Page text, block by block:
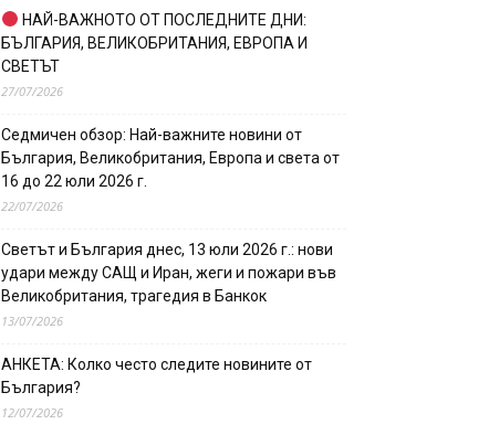
НАЙ-ВАЖНОТО ОТ ПОСЛЕДНИТЕ ДНИ:
БЪЛГАРИЯ, ВЕЛИКОБРИТАНИЯ, ЕВРОПА И
СВЕТЪТ
27/07/2026
Седмичен обзор: Най-важните новини от
България, Великобритания, Европа и света от
16 до 22 юли 2026 г.
22/07/2026
Светът и България днес, 13 юли 2026 г.: нови
удари между САЩ и Иран, жеги и пожари във
Великобритания, трагедия в Банкок
13/07/2026
АНКЕТА: Колко често следите новините от
България?
12/07/2026